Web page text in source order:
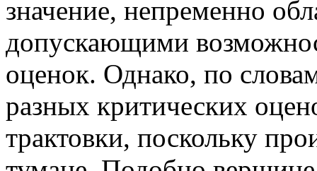
значение, непременно
допускающими
оценок. Однако, по
разных критических
трактовки, поскольку